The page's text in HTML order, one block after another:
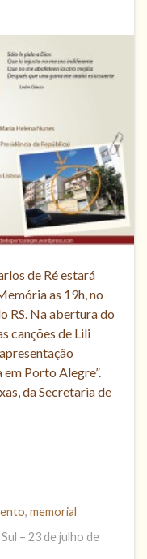
de Ré estará
as 19h, no
RS. Na abertura do
canções de Lili
Porto Alegre”.
da Secretaria de
, memorial
– 23 de julho de